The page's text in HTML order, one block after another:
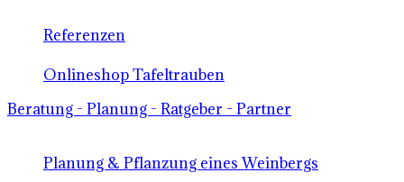
Referenzen
Onlineshop Tafeltrauben
Beratung - Planung - Ratgeber - Partner
Planung & Pflanzung eines Weinbergs